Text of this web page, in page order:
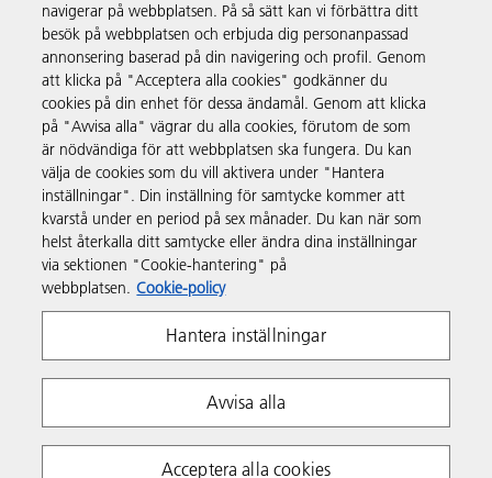
Produkter och tjänster
Support och kontakt
Resurser
Följ oss
Integritetspolicy Villkor
Policy för cookies
Whistleblowing Policy
navigerar på webbplatsen. På så sätt kan vi förbättra ditt
besök på webbplatsen och erbjuda dig personanpassad
annonsering baserad på din navigering och profil. Genom
att klicka på "Acceptera alla cookies" godkänner du
cookies på din enhet för dessa ändamål. Genom att klicka
på "Avvisa alla" vägrar du alla cookies, förutom de som
är nödvändiga för att webbplatsen ska fungera. Du kan
välja de cookies som du vill aktivera under "Hantera
inställningar". Din inställning för samtycke kommer att
kvarstå under en period på sex månader. Du kan när som
helst återkalla ditt samtycke eller ändra dina inställningar
via sektionen "Cookie-hantering" på
webbplatsen. Cookie-policy
Hantera inställningar
Avvisa alla
Acceptera alla cookies